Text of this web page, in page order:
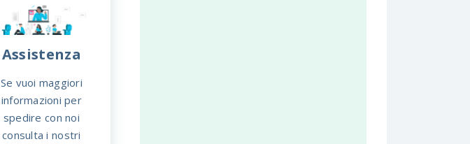
Assistenza
Se vuoi maggiori
informazioni per
spedire con noi
consulta i nostri